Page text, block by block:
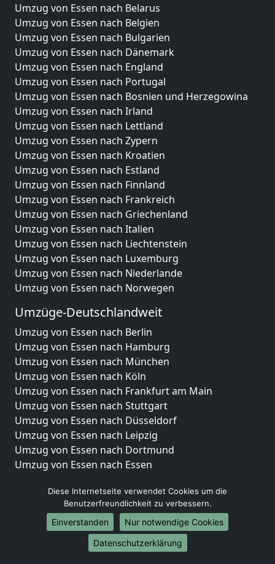
Umzug von Essen nach Belarus
Umzug von Essen nach Belgien
Umzug von Essen nach Bulgarien
Umzug von Essen nach Dänemark
Umzug von Essen nach England
Umzug von Essen nach Portugal
Umzug von Essen nach Bosnien und Herzegowina
Umzug von Essen nach Irland
Umzug von Essen nach Lettland
Umzug von Essen nach Zypern
Umzug von Essen nach Kroatien
Umzug von Essen nach Estland
Umzug von Essen nach Finnland
Umzug von Essen nach Frankreich
Umzug von Essen nach Griechenland
Umzug von Essen nach Italien
Umzug von Essen nach Liechtenstein
Umzug von Essen nach Luxemburg
Umzug von Essen nach Niederlande
Umzug von Essen nach Norwegen
Umzüge-Deutschlandweit
Umzug von Essen nach Berlin
Umzug von Essen nach Hamburg
Umzug von Essen nach München
Umzug von Essen nach Köln
Umzug von Essen nach Frankfurt am Main
Umzug von Essen nach Stuttgart
Umzug von Essen nach Düsseldorf
Umzug von Essen nach Leipzig
Umzug von Essen nach Dortmund
Umzug von Essen nach Essen
Umzug von Essen nach Dresden
Umzug von Essen nach Hannover
Umzug von Essen nach Nürnberg
Umzug von Essen nach Duisburg
Umzug von Essen nach Bochum
Diese Internetseite verwendet Cookies um die
Benutzerfreundlichkeit zu verbessern.
Einverstanden
Nur notwendige Cookies
Datenschutzerklärung